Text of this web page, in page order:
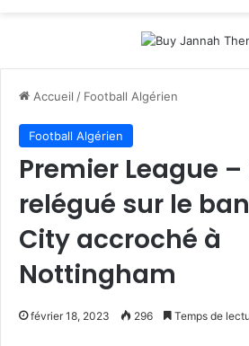
Accueil / Football Algérien
Football Algérien
Premier League
relégué sur le
City accroché à
Nottingham
février 18, 2023 296 Temps de